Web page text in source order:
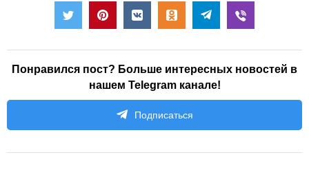
Понравился пост? Больше интересных новостей в
нашем Telegram канале!
Подписаться